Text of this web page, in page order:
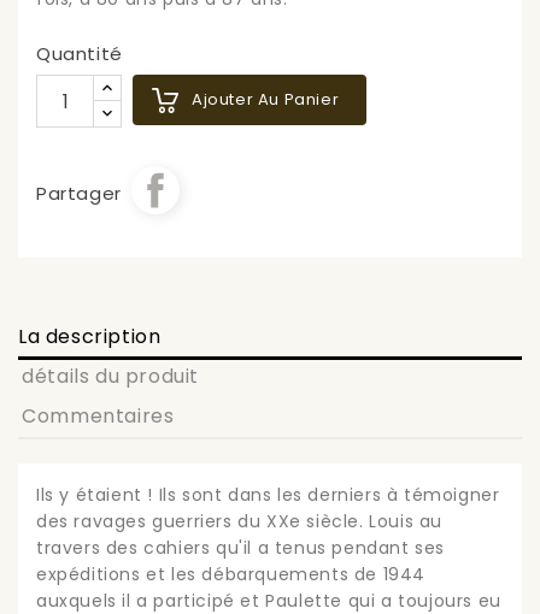
Quantité
Ajouter Au Panier
Partager
La description
détails du produit
Commentaires
Ils y étaient ! Ils sont dans les derniers à témoigner
des ravages guerriers du XXe siècle. Louis au
travers des cahiers qu'il a tenus pendant ses
expéditions et les débarquements de 1944
auxquels il a participé et Paulette qui a toujours eu